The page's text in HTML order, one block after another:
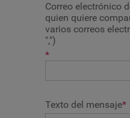
Correo electrónico
quien quiere
varios correos
",")
*
Texto del mensaje*